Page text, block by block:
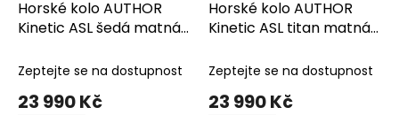
Horské kolo AUTHOR
Kinetic ASL šedá matná-
Zeptejte se na dostupnost
23 990 Kč
Horské kolo AUTHOR
Kinetic ASL titan matná-
Zeptejte se na dostupnost
23 990 Kč